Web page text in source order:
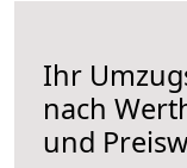
Ihr
nach
und